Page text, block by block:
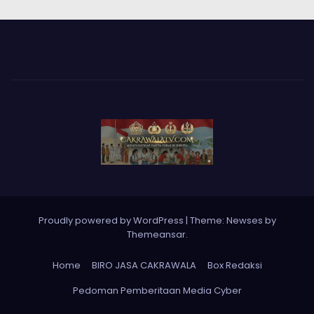
Proudly powered by WordPress | Theme: Newses by
Themeansar.
Home BIRO JASA CAKRAWALA
Box Redaksi
Pedoman Pemberitaan Media Cyber